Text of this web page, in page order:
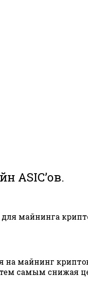
ASIC’ов.
майнинга
на майнинг
самым снижая